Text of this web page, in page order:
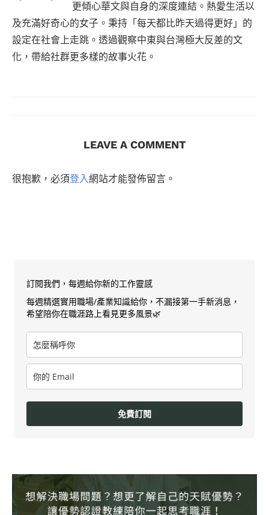
更傾心華文與自身的深度連結。熱愛生活以
及充滿好奇心的女子。秉持「每天都比昨天過得更好」的
設定在社會上走跳。透過觀察中東與台灣極大反差的文
化，帶給社群更多樣的故事火花。
LEAVE A COMMENT
很抱歉，必須登入網站才能發佈留言。
訂閱我們，每週給你新的工作靈感
每週精選實用職場/產業知識給你，不漏接第一手新消息，
希望陪你在職涯路上看見更多風景🌿
免費訂閱